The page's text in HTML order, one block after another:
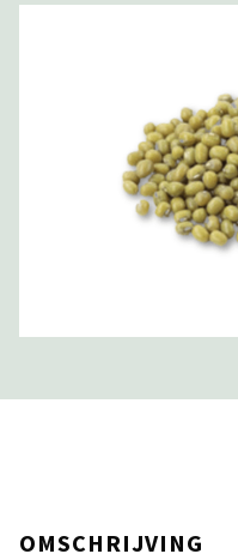
OMSCHRIJVING